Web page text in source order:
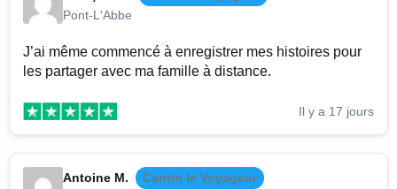
Pont-L'Abbe
J’ai même commencé à enregistrer mes histoires pour
les partager avec ma famille à distance.
Il y a 17 jours
Antoine M.
Cantin le Voyageur